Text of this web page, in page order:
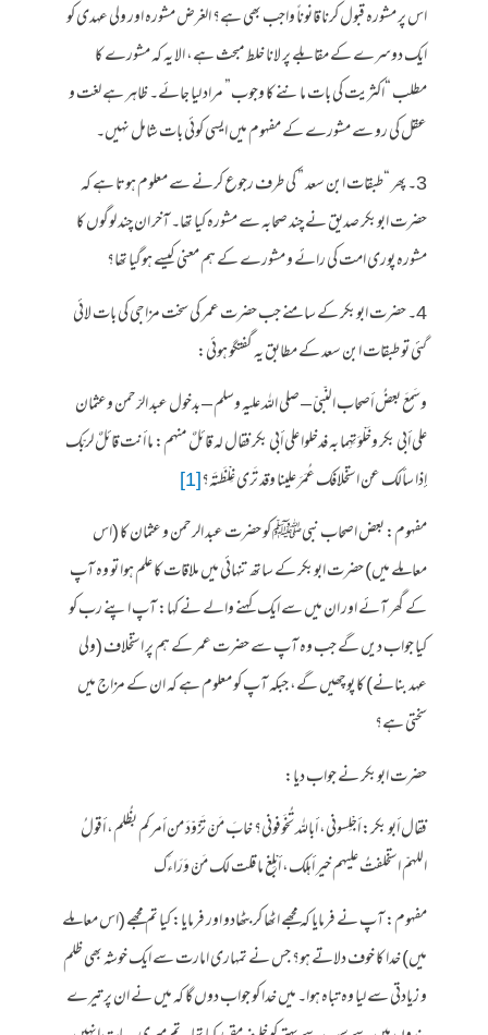
اس پر مشورہ قبول کرنا قانوناً واجب بھی ہے؟ الغرض مشورہ اور ولی عہدی کو
ایک دوسرے کے مقابلے پر لانا خلط مبحث ہے، الا یہ کہ مشورے کا
مطلب “اکثریت کی بات ماننے کا وجوب” مراد لیا جائے۔ ظاہر ہے لغت و
عقل کی رو سے مشورے کے مفہوم میں ایسی کوئی بات شامل نہیں۔
3۔ پھر “طبقات ابن سعد ” کی طرف رجوع کرنے سے معلوم ہوتا ہے کہ
حضرت ابوبکر صدیق نے چند صحابہ سے مشورہ کیا تھا۔ آخر ان چند لوگوں کا
مشورہ پوری امت کی رائے و مشورے کے ہم معنی کیسے ہوگیا تھا؟
4۔ حضرت ابوبکر کے سامنے جب حضرت عمر کی سخت مزاجی کی بات لائی
گئی تو طبقات ابن سعد کے مطابق یہ گفتگو ہوئی:
وسَمعَ بعضُ أصحاب النّبيّ – صلى الله عليه وسلم – بدخول عبد الرّحمن وعثمان
على أبى بكر وخَلْوَتِهِما به فدخلوا على أبى بكر فقال له قائلٌ منهم: ما أنت قائلٌ لربّك
إذا سألك عن استخلافك عُمَرَ علينا وقد تَرى غِلْظَتَه؟[1]
مفہوم: بعض اصحاب نبیﷺ کو حضرت عبد الرحمن و عثمان کا (اس
معاملے میں) حضرت ابوبکر کے ساتھ تنہائی میں ملاقات کا علم ہوا تو وہ آپ
کے گھر آئے اور ان میں سے ایک کہنے والے نے کہا: آپ اپنے رب کو
کیا جواب دیں گے جب وہ آپ سے حضرت عمر کے ہم پر استخلاف (ولی
عہد بنانے) کا پوچھیں گے، جبکہ آپ کو معلوم ہے کہ ان کے مزاج میں
سختی ہے؟
حضرت ابوبکر نے جواب دیا:
فقال أبو بكر: أجْلِسونى، أبالله تُخَوفوني؟ خابَ مَنْ تَزَوّدَ من أمركم بظُلم، أقولُ
اللهمّ استخلفتُ عليهم خير أهلك، أبْلِغ ما قلت لك مَنْ وَرَاءَك
مفہوم: آپ نے فرمایا کہ مجھے اٹھا کر بٹھادو اور فرمایا: کیا تم مجھے (اس معاملے
میں) خدا کا خوف دلاتے ہو؟ جس نے تمہاری امارت سے ایک خوشہ بھی ظلم
و زیادتی سے لیا وہ تباہ ہوا۔ میں خدا کو جواب دوں گا کہ میں نے ان پر تیرے